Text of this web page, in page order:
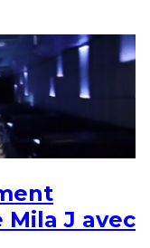
Mila J avec